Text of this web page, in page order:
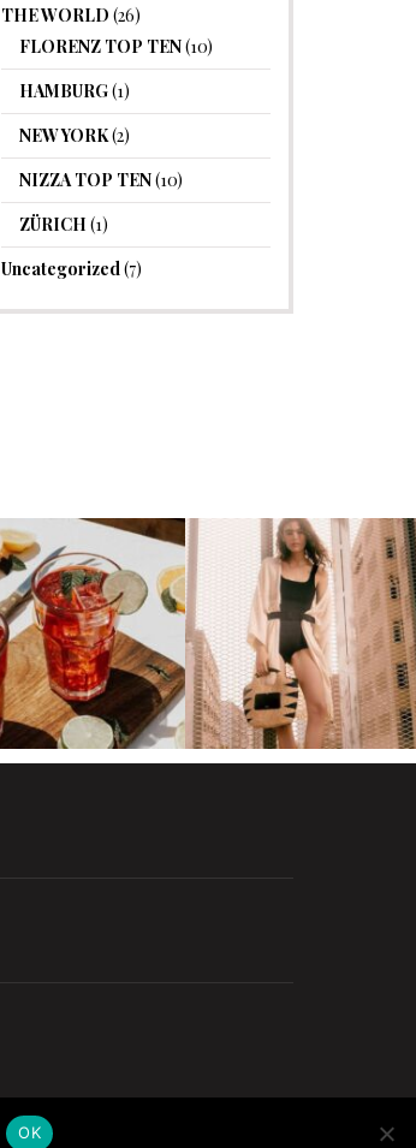
THE WORLD (26)
FLORENZ TOP TEN(10)
HAMBURG(1)
NEW YORK(2)
NIZZA TOP TEN(10)
ZÜRICH (1)
Uncategorized(7)
OK